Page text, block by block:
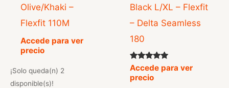
Olive/Khaki –
Flexfit 110M
Accede para ver
precio
¡Solo queda(n) 2
disponible(s)!
Black L/XL – Flexfit
– Delta Seamless
180
Valorado
con
5.00
Accede para ver
precio